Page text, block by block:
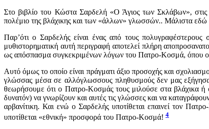
Στο βιβλίο του Κώστα Σαρδελή «Ο Άγιος των Σκλάβων», στις
πολέμιο της βλάχικης και των «άλλων» γλωσσών.. Μάλιστα
Παρ’ότι ο Σαρδελής είναι ένας από τους
μυθιστορηματική αυτή περιγραφή αποτελεί πλήρη
ως απόσπασμα συγκεκριμένων λόγων του Πατρο-Κοσμά, όπου ο
Αυτό όμως το οποίο είναι πράγματι άξιο προσοχής και
γλώσσας μέσα σε αλλόγλωσσους πληθυσμούς δεν μας
θεωρήσουμε ότι ο Πατρο-Κοσμάς τους μιλούσε στα βλάχικα ή
δυνατόν) να γνωρίζουν και αυτές τις γλώσσες και να
αρβανίτικη. Και ενώ ο Σαρδελής υποτίθεται επαινεί τον
υποτίθεται «εθνική» προσφορά του Πατρο-Κοσμά! 4